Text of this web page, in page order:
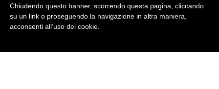
i
Chiudendo questo banner, scorrendo questa pagina, cliccando
su un link o proseguendo la navigazione in altra maniera,
acconsenti all’uso dei cookie.